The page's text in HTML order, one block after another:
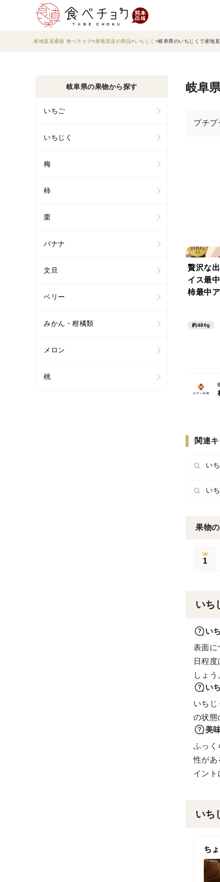
産地直送通販 食べチョク 産地直送の商品 いちじく 岐阜県のいちじくで産地
岐阜
プチ
贅沢な
イス最
柿最中
約480g
関連
い
い
果物
1
いち
い
表面に
日程
しょう
い
いちじ
の状態
美
ふっく
性があ
イント
いち
ち
岐阜県の果物から探す
いちご
いちじく
梅
柿
栗
バナナ
文旦
ベリー
みかん・柑橘類
メロン
桃